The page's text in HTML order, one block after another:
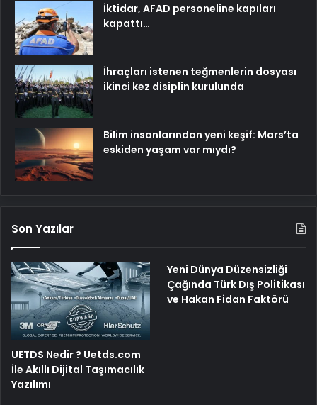
İktidar, AFAD personeline kapıları
kapattı…
İhraçları istenen teğmenlerin dosyası
ikinci kez disiplin kurulunda
Bilim insanlarından yeni keşif: Mars’ta
eskiden yaşam var mıydı?
Son Yazılar
UETDS Nedir ? Uetds.com
İle Akıllı Dijital Taşımacılık
Yazılımı
Yeni Dünya Düzensizliği
Çağında Türk Dış Politikası
ve Hakan Fidan Faktörü